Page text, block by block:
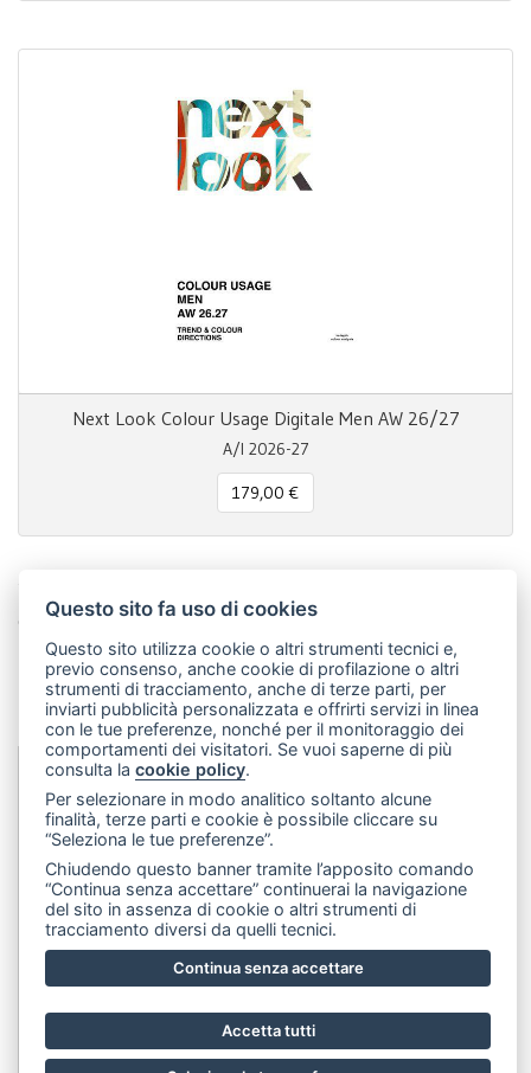
Next Look Colour Usage Digitale Men AW 26/27
A/I 2026-27
179,00 €
Condividi questa pagina!
Facebook
TwitterPinterestLinkedInWhatsApp
WeChatSnapchatTelegram
EmailMessage
Condividi
Dip&Dyesas di Crivellari Andrea Cesare Giulio & C.- sede
legale:Via Francesco Rismondo 112, 20153 Milano (Italia)
(+39) 3356945970- P.IVA 06614890967
Questo sito fa uso di cookies
Questo sito utilizza cookie o altri strumenti tecnici e,
previo consenso, anche cookie di profilazione o altri
strumenti di tracciamento, anche di terze parti, per
inviarti pubblicità personalizzata e offrirti servizi in linea
con le tue preferenze, nonché per il monitoraggio dei
comportamenti dei visitatori. Se vuoi saperne di più
consulta lacookie policy.
Per selezionare in modo analitico soltanto alcune
finalità, terze parti e cookie è possibile cliccare su
“Seleziona le tue preferenze”.
Chiudendo questo banner tramite l’apposito comando
“Continua senza accettare” continuerai la navigazione
del sito in assenza di cookie o altri strumenti di
tracciamento diversi da quelli tecnici.
Continua senza accettare
Accetta tutti